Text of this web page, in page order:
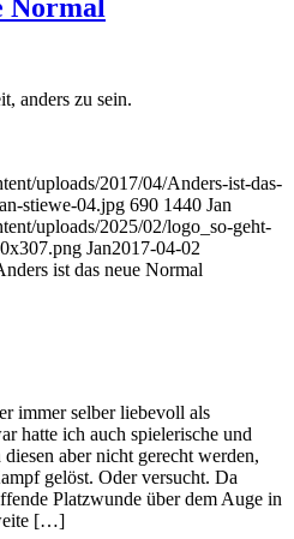
Normal
anders zu sein.
uploads/2017/04/Anders-ist-das-
stiewe-04.jpg 690 1440 Jan
uploads/2025/02/logo_so-geht-
Jan2017-04-02
ist das neue Normal
immer selber liebevoll als
hatte ich auch spielerische und
aber nicht gerecht werden,
gelöst. Oder versucht. Da
Platzwunde über dem Auge in
[…]